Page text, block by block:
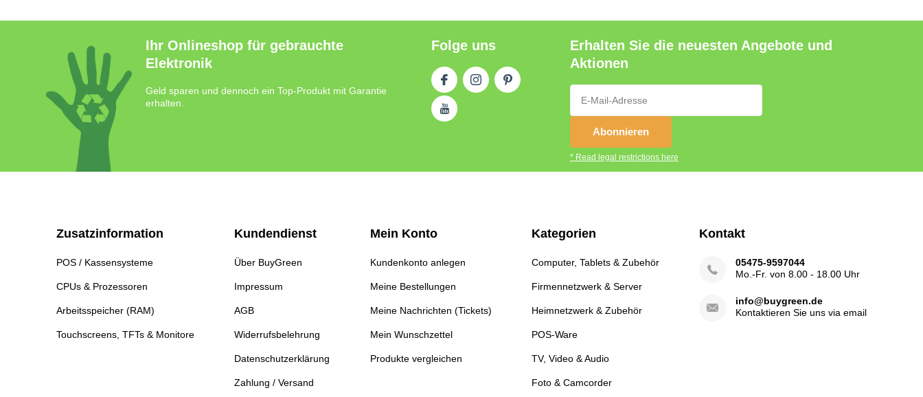
Ihr Onlineshop für gebrauchte
Elektronik
Geld sparen und dennoch ein Top-Produkt mit Garantie
erhalten.
Folge uns
Erhalten Sie die neuesten Angebote und
Aktionen
Abonnieren
* Read legal restrictions here
Zusatzinformation
POS / Kassensysteme
CPUs & Prozessoren
Arbeitsspeicher (RAM)
Touchscreens, TFTs & Monitore
Kundendienst
Über BuyGreen
Impressum
AGB
Widerrufsbelehrung
Datenschutzerklärung
Zahlung / Versand
Mein Konto
Kundenkonto anlegen
Meine Bestellungen
Meine Nachrichten (Tickets)
Mein Wunschzettel
Produkte vergleichen
Kategorien
Computer, Tablets & Zubehör
Firmennetzwerk & Server
Heimnetzwerk & Zubehör
POS-Ware
TV, Video & Audio
Foto & Camcorder
Kontakt
05475-9597044
Mo.-Fr. von 8.00 - 18.00 Uhr
info@buygreen.de
Kontaktieren Sie uns via email